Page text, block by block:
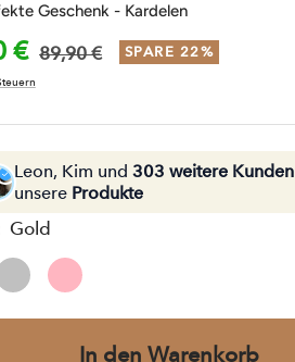
Geschenk - Kardelen
€ Regulärer
89,90 € SPARE 22%
Leon, Kim und303 weitere Kunden
unsere Produkte
Gold
Rose
In den Warenkorb